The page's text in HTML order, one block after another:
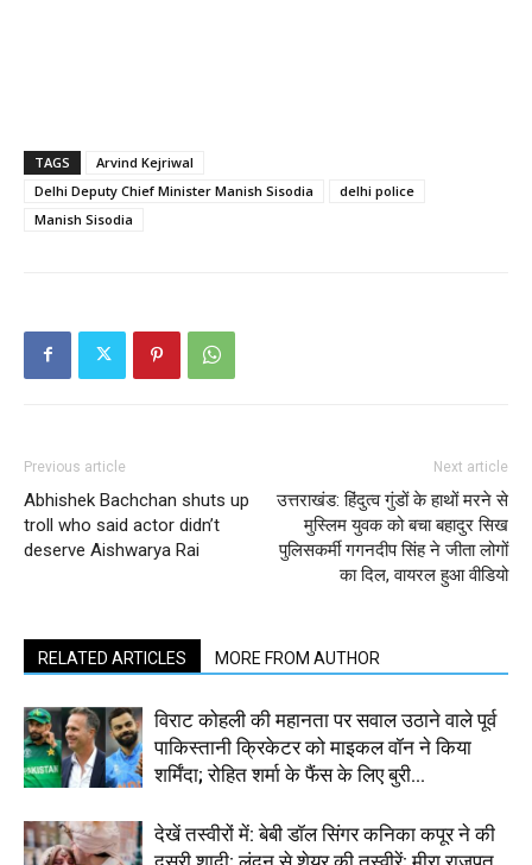
TAGS
Arvind Kejriwal
Delhi Deputy Chief Minister Manish Sisodia
delhi police
Manish Sisodia
Previous article
Abhishek Bachchan shuts up
troll who said actor didn’t
deserve Aishwarya Rai
Next article
उत्तराखंड: हिंदुत्व गुंडों के हाथों मरने से
मुस्लिम युवक को बचा बहादुर सिख
पुलिसकर्मी गगनदीप सिंह ने जीता लोगों
का दिल, वायरल हुआ वीडियो
RELATED ARTICLES MORE FROM AUTHOR
विराट कोहली की महानता पर सवाल उठाने वाले पूर्व
पाकिस्तानी क्रिकेटर को माइकल वॉन ने किया
शर्मिंदा; रोहित शर्मा के फैंस के लिए बुरी...
देखें तस्वीरों में: बेबी डॉल सिंगर कनिका कपूर ने की